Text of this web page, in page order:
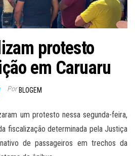
protesto
em Caruaru
Por BLOGEM
um protesto nessa segunda-feira,
fiscalização determinada pela Justiça
de passageiros em trechos da